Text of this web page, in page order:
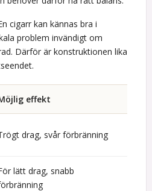
cigarr kan kännas bra i
problem invändigt om
Därför är konstruktionen lika
effekt
drag, svår förbränning
lätt drag, snabb